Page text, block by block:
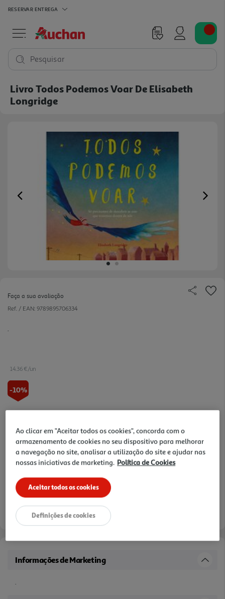
RESERVAR ENTREGA
Pesquisar
Livro Todos Podemos Voar De Elisabeth
Longridge
Previous
Faça a sua avaliação
Ref. / EAN: 9789895706334
14.36 €/un
-10%
15,95 €PVP de editor
14,36 €
Notas de preparação
Informações de Marketing
.
Ao clicar em "Aceitar todos os cookies", concorda com o
armazenamento de cookies no seu dispositivo para melhorar
a navegação no site, analisar a utilização do site e ajudar nas
nossas iniciativas de marketing. Política de Cookies
Aceitar todos os cookies
Definições de cookies